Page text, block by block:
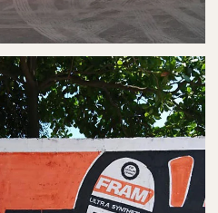
AUTOBUSES
MATAMOROS